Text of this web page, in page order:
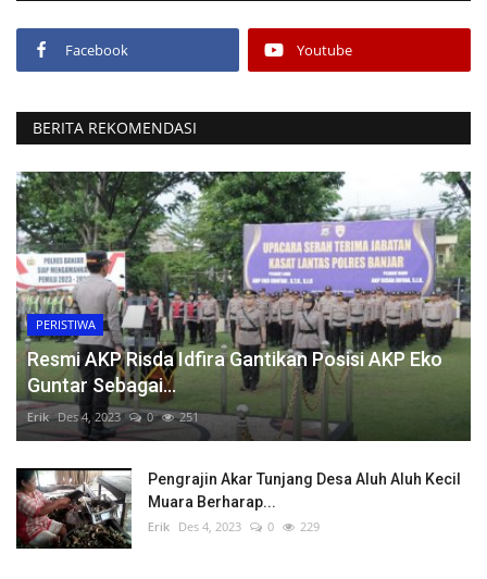
Facebook Youtube
BERITA REKOMENDASI
PERISTIWA
Resmi AKP Risda Idfira Gantikan Posisi AKP Eko
Guntar Sebagai...
Erik Des 4, 2023 0 251
Pengrajin Akar Tunjang Desa Aluh Aluh Kecil
Muara Berharap...
Erik Des 4, 2023 0 229